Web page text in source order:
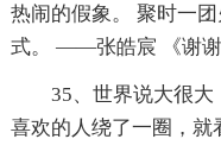
热闹的假象。 聚时一
式。 ——张皓宸 《谢谢
35、世界说大很
喜欢的人绕了一圈，就